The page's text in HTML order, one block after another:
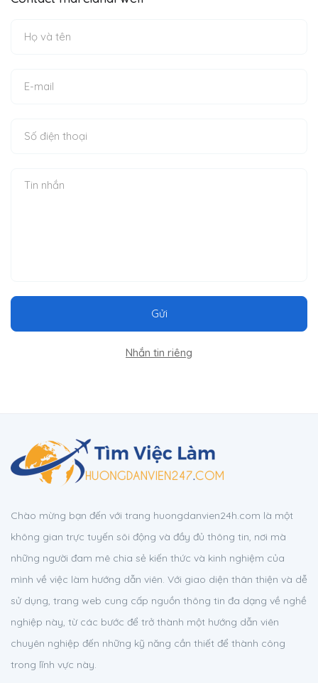
Gửi
Nhắn tin riêng
Chào mừng bạn đến với trang huongdanvien24h.com là một
không gian trực tuyến sôi động và đầy đủ thông tin, nơi mà
những người đam mê chia sẻ kiến thức và kinh nghiệm của
mình về việc làm hướng dẫn viên. Với giao diện thân thiện và dễ
sử dụng, trang web cung cấp nguồn thông tin đa dạng về nghề
nghiệp này, từ các bước để trở thành một hướng dẫn viên
chuyên nghiệp đến những kỹ năng cần thiết để thành công
trong lĩnh vực này.